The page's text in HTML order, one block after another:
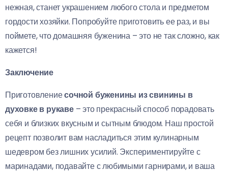
нежная, станет украшением любого стола и предметом
гордости хозяйки. Попробуйте приготовить ее раз, и вы
поймете, что домашняя буженина – это не так сложно, как
кажется!
Заключение
Приготовлениесочной буженины из свинины в
духовке в рукаве– это прекрасный способ порадовать
себя и близких вкусным и сытным блюдом. Наш простой
рецепт позволит вам насладиться этим кулинарным
шедевром без лишних усилий. Экспериментируйте с
маринадами, подавайте с любимыми гарнирами, и ваша